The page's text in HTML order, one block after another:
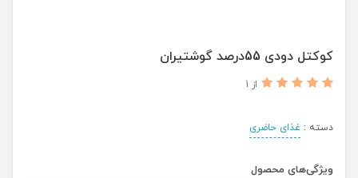
کوکتل دودی 55درصد گوشتیران
از 1
دسته : غذای حاضری
ویژگی‌های محصول